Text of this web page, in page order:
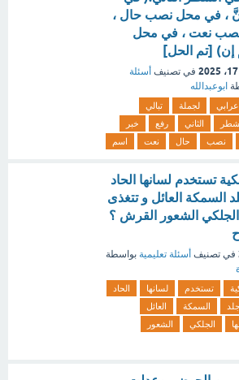
، في محل نصب حال ،
نعت ، في محل
[تم الحل]
في تصنيف أسئلة
ابوعبدالله
لجملة
تبالي
الثاني رفع
خبر
نصب حال نعت اسم
تستخدم لسانها الحاد
السمكة العائل و تتغذى
الشعور القرش ؟
في تصنيف أسئلة تعليمية بواسطة
تستخدم لسانها
الحاد
جلد السمكة
العائل
الجلكي
الشعور